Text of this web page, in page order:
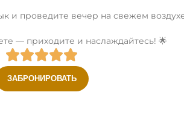
и проведите вечер на свежем
— приходите и наслаждайтесь! 🌟
ЗАБРОНИРОВАТЬ